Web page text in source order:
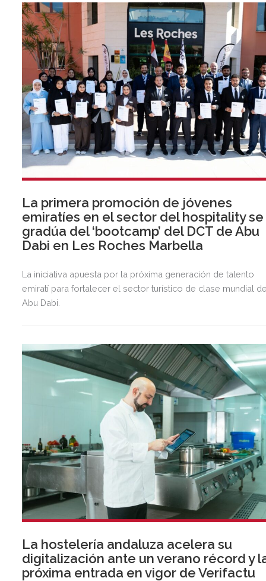
La primera promoción de jóvenes
emiratíes en el sector del hospitality se
gradúa del ‘bootcamp’ del DCT de Abu
Dabi en Les Roches Marbella
La iniciativa apuesta por la próxima generación de talento
emiratí para fortalecer el sector turístico de clase mundial
Abu Dabi.
La hostelería andaluza acelera su
digitalización ante un verano récord y
próxima entrada en vigor de Verifactu